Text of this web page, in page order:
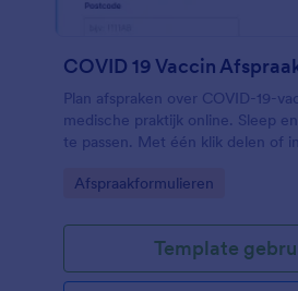
COVID 19 Vaccin
Plan afspraken over COVID-19-
medische praktijk online. Sleep
te passen. Met één klik delen of
Go to Category:
Afspraakformulieren
Template